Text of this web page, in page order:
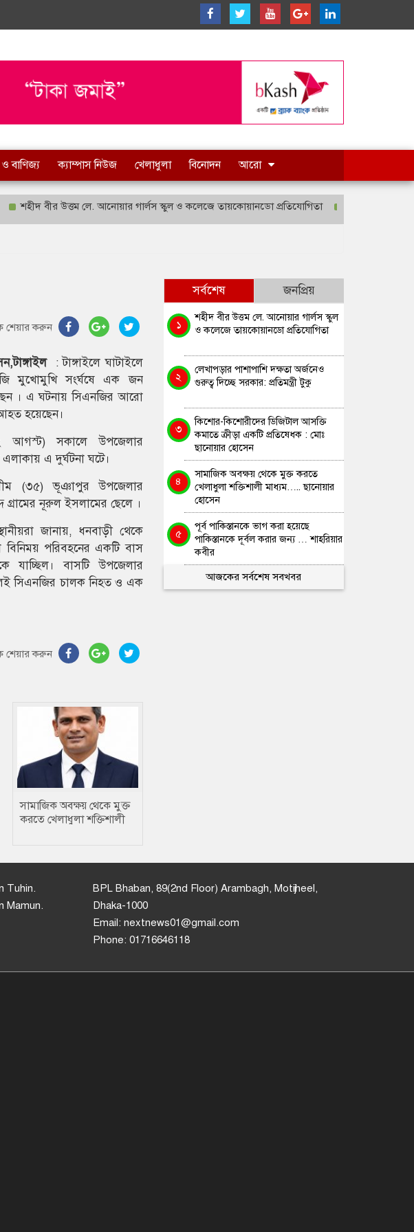
ও বাণিজ্য ক্যাম্পাস নিউজ খেলাধুলা বিনোদন আরো
শহীদ বীর উত্তম লে. আনোয়ার গার্লস স্কুল ও কলেজে তায়কোয়ানডো প্রতিযোগিতা লেখাপড়ার পাশাপাশি
শেয়ার করুন
: টাঙ্গাইলে ঘাটাইলে
মুখোমুখি সংর্ঘষে এক জন
। এ ঘটনায় সিএনজির আরো
হয়েছেন।
আগস্ট) সকালে উপজেলার
এ দুর্ঘটনা ঘটে।
(৩৫) ভূঞাপুর উপজেলার
গ্রামের নূরুল ইসলামের ছেলে ।
জানায়, ধনবাড়ী থেকে
পরিবহনের একটি বাস
যাচ্ছিল। বাসটি উপজেলার
সিএনজির চালক নিহত ও এক
শেয়ার করুন
সামাজিক অবক্ষয় থেকে মুক্ত
করতে খেলাধুলা শক্তিশালী
সর্বশেষ জনপ্রিয়
১
শহীদ বীর উত্তম লে. আনোয়ার গার্লস স্কুল
ও কলেজে তায়কোয়ানডো প্রতিযোগিতা
২
লেখাপড়ার পাশাপাশি দক্ষতা অর্জনেও
গুরুত্ব দিচ্ছে সরকার: প্রতিমন্ত্রী টুকু
৩
কিশোর-কিশোরীদের ডিজিটাল আসক্তি
কমাতে ক্রীড়া একটি প্রতিষেধক : মোঃ
ছানোয়ার হোসেন
৪
সামাজিক অবক্ষয় থেকে মুক্ত করতে
খেলাধুলা শক্তিশালী মাধ্যম….. ছানোয়ার
হোসেন
৫
পূর্ব পাকিস্তানকে ভাগ করা হয়েছে
পাকিস্তানকে দূর্বল করার জন্য … শাহরিয়ার
কবীর
আজকের সর্বশেষ সবখবর
Tuhin.
Mamun.
BPL Bhaban, 89(2nd Floor) Arambagh, Motijheel,
Dhaka-1000
Email: nextnews01@gmail.com
Phone: 01716646118